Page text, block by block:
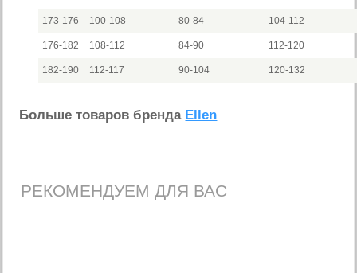
173-176 100-108 80-84 104-112
176-182 108-112 84-90 112-120
182-190 112-117 90-104 120-132
Больше товаров бренда Ellen
РЕКОМЕНДУЕМ ДЛЯ ВАС